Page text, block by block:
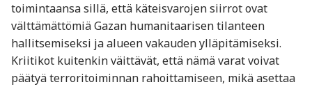
toimintaansa sillä, että käteisvarojen siirrot ovat
välttämättömiä Gazan humanitaarisen tilanteen
hallitsemiseksi ja alueen vakauden ylläpitämiseksi.
Kriitikot kuitenkin väittävät, että nämä varat voivat
päätyä terroritoiminnan rahoittamiseen, mikä asettaa